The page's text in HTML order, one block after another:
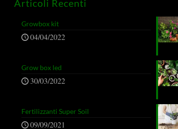
Articoli Recenti
Growbox kit
04/04/2022
Grow box led
30/03/2022
Fertilizzanti Super Soil
09/09/2021